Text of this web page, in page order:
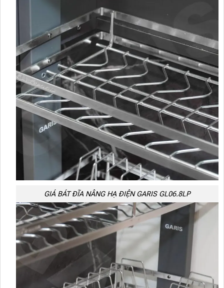
GIÁ BÁT ĐĨA NÂNG HẠ ĐIỆN GARIS GL06.8LP